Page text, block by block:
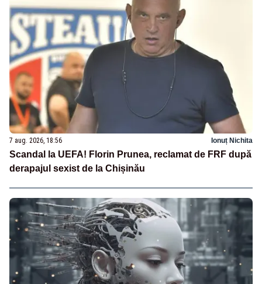
7 aug. 2026, 18:56 Ionuț Nichita
Scandal la UEFA! Florin Prunea, reclamat de FRF după
derapajul sexist de la Chișinău